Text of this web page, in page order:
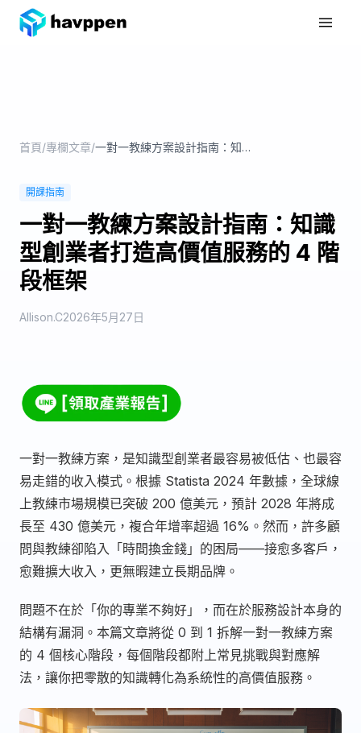
首頁/專欄文章/ 一對一教練方案設計指南：知識型創業者打造高價值服務的 4 階段框架
開課指南
一對一教練方案設計指南：知識
型創業者打造高價值服務的 4 階
段框架
Allison.C2026年5月27日
一對一教練方案，是知識型創業者最容易被低估、也最容
易走錯的收入模式。根據 Statista 2024 年數據，全球線
上教練市場規模已突破 200 億美元，預計 2028 年將成
長至 430 億美元，複合年增率超過 16%。然而，許多顧
問與教練卻陷入「時間換金錢」的困局——接愈多客戶，
愈難擴大收入，更無暇建立長期品牌。
問題不在於「你的專業不夠好」，而在於服務設計本身的
結構有漏洞。本篇文章將從 0 到 1 拆解一對一教練方案
的 4 個核心階段，每個階段都附上常見挑戰與對應解
法，讓你把零散的知識轉化為系統性的高價值服務。